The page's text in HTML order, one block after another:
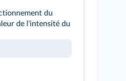
du
de l'intensité du